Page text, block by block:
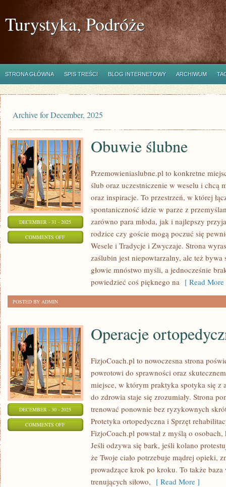
Turystyka, Podróże
STRONA GŁÓWNA SPIS TREŚCI BLOG INTERNETOWY ARCHIWUM
Archive for December, 2025
DECEMBER - 31 - 2025
COMMENTS OFFON
Obuwie ślubne
Przemowieniaslubne.pl to konkretne
ślub oraz uczestniczenie w weselu i chcą
oraz inspiracje. To przestrzeń, w której
spontaniczność idzie w parze z
zarówno para młoda, jak i najlepszy
rodzice czy goście mogą poczuć się
Wesele i Tradycje i Zwyczaje. Strona
zaślubin jest niepowtarzalny, ale też bywa
głowie mnóstwo myśli, a jednocześnie
powiedzieć coś pięknego na [ Read
POSTED BY ADMIN
DECEMBER - 30 - 2025
COMMENTS OFFON
ORTOPEDYCZNE
Operacje
FizjoCoach.pl to nowoczesna strona
powrotowi do sprawności oraz
miejsce, w którym praktyka spotyka się z
do zdrowia staje się zrozumiały. Strona
trenować ponownie bez ryzykownych
Protetyka ortopedyczna i Sprzęt
FizjoCoach.pl powstał z myślą o
Jeśli odzywa się bark, jeśli kolano
że Twoje ciało potrzebuje mądrej opieki,
prowadzące krok po kroku. To także
trenujących siłowo, [ Read More ]